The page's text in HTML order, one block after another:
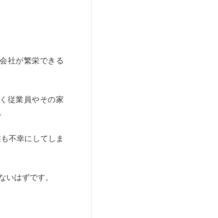
社が繁栄できる
従業員やその家
不幸にしてしま
はずです。